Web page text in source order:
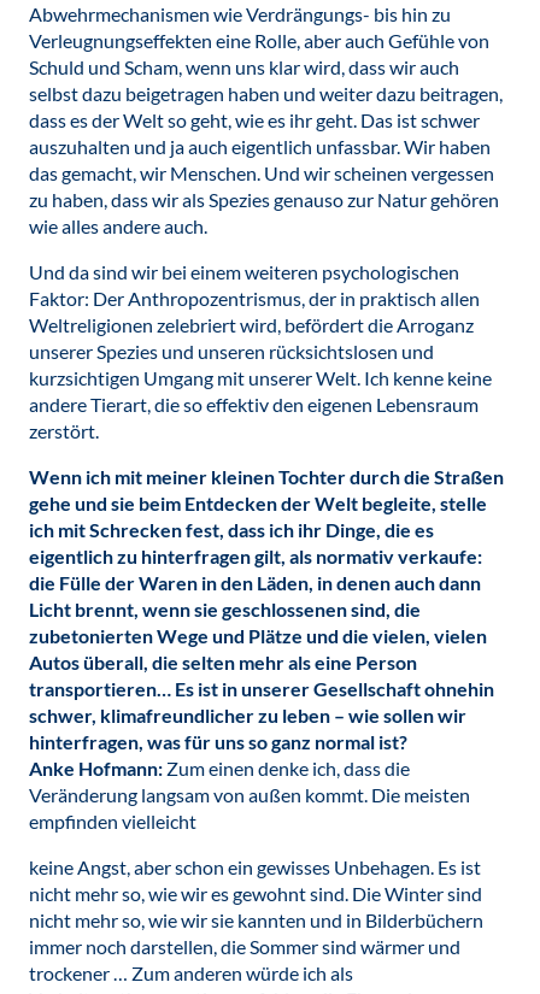
Abwehrmechanismen wie Verdrängungs- bis hin zu
Verleugnungseffekten eine Rolle, aber auch Gefühle von
Schuld und Scham, wenn uns klar wird, dass wir auch
selbst dazu beigetragen haben und weiter dazu beitragen,
dass es der Welt so geht, wie es ihr geht. Das ist schwer
auszuhalten und ja auch eigentlich unfassbar. Wir haben
das gemacht, wir Menschen. Und wir scheinen vergessen
zu haben, dass wir als Spezies genauso zur Natur gehören
wie alles andere auch.
Und da sind wir bei einem weiteren psychologischen
Faktor: Der Anthropozentrismus, der in praktisch allen
Weltreligionen zelebriert wird, befördert die Arroganz
unserer Spezies und unseren rücksichtslosen und
kurzsichtigen Umgang mit unserer Welt. Ich kenne keine
andere Tierart, die so effektiv den eigenen Lebensraum
zerstört.
Wenn ich mit meiner kleinen Tochter durch die Straßen
gehe und sie beim Entdecken der Welt begleite, stelle
ich mit Schrecken fest, dass ich ihr Dinge, die es
eigentlich zu hinterfragen gilt, als normativ verkaufe:
die Fülle der Waren in den Läden, in denen auch dann
Licht brennt, wenn sie geschlossenen sind, die
zubetonierten Wege und Plätze und die vielen, vielen
Autos überall, die selten mehr als eine Person
transportieren… Es ist in unserer Gesellschaft ohnehin
schwer, klimafreundlicher zu leben – wie sollen wir
hinterfragen, was für uns so ganz normal ist?
Anke Hofmann: Zum einen denke ich, dass die
Veränderung langsam von außen kommt. Die meisten
empfinden vielleicht
keine Angst, aber schon ein gewisses Unbehagen. Es ist
nicht mehr so, wie wir es gewohnt sind. Die Winter sind
nicht mehr so, wie wir sie kannten und in Bilderbüchern
immer noch darstellen, die Sommer sind wärmer und
trockener … Zum anderen würde ich als